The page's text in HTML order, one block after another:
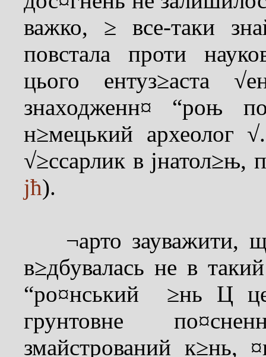
важко, ≥ все-таки
повстала проти
цього ентуз≥аста
знаходженн¤ “роњ
н≥мецький археолог
√≥ссарлик в јнатол≥њ,
јћ).
¬арто зауважити,
в≥дбувалась не в
“ро¤нський ≥нь Ц
грунтовне
змайстрований к≥нь,